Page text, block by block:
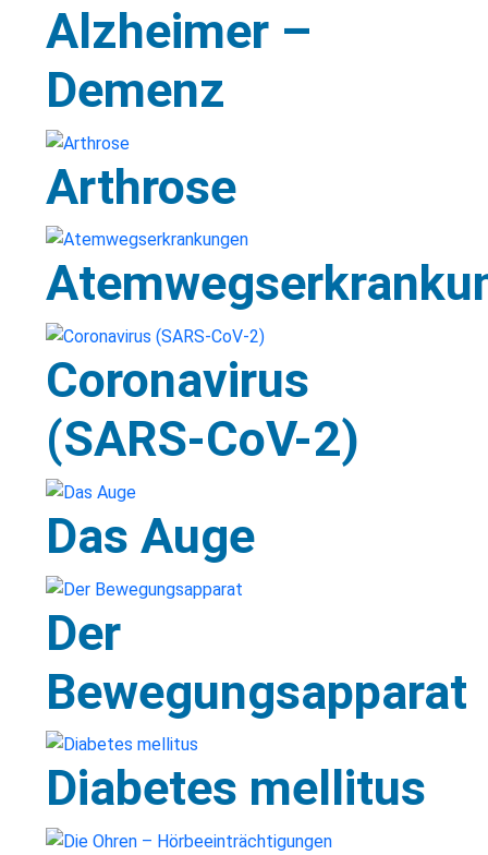
Alzheimer –
Demenz
Arthrose
Coronavirus
(SARS-CoV-2)
Das Auge
Der
Bewegungsapparat
Diabetes mellitus